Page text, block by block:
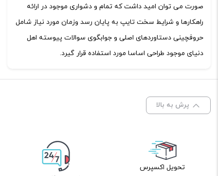
صورت می توان امید داشت که تمام و دشواری موجود در ارائه
راهکارها و شرایط سخت تایپ به پایان رسد وزمان مورد نیاز شامل
حروفچینی دستاوردهای اصلی و جوابگوی سوالات پیوسته اهل
دنیای موجود طراحی اساسا مورد استفاده قرار گیرد.
پرش به بالا
تحویل اکسپرس